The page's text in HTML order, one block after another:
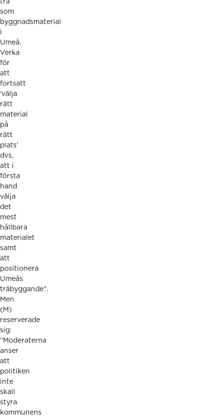
trä
som
byggnadsmaterial
i
Umeå.
Verka
för
att
fortsatt
‘välja
rätt
material
på
rätt
plats’
dvs,
att i
första
hand
välja
det
mest
hållbara
materialet
samt
att
positionera
Umeås
träbyggande”.
Men
(M)
reserverade
sig:
”Moderaterna
anser
att
politiken
inte
skall
styra
kommunens